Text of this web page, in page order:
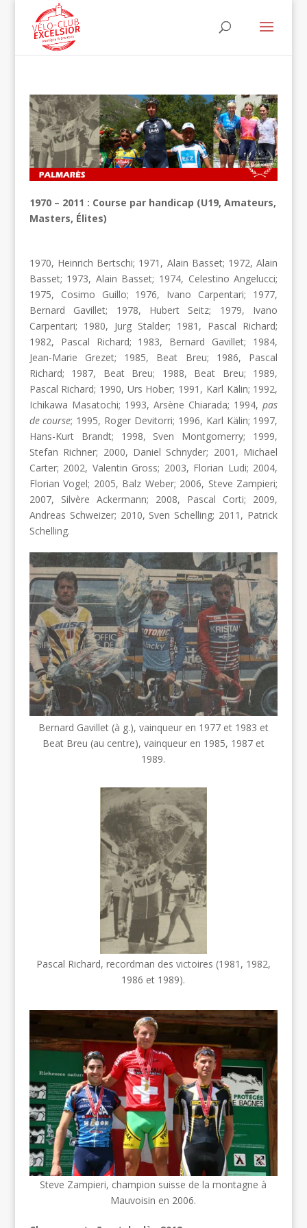
1970 – 2011 : Course par handicap (U19, Amateurs,
Masters, Élites)
1970, Heinrich Bertschi; 1971, Alain Basset; 1972, Alain
Basset; 1973, Alain Basset; 1974, Celestino Angelucci;
1975, Cosimo Guillo; 1976, Ivano Carpentari; 1977,
Bernard Gavillet; 1978, Hubert Seitz; 1979, Ivano
Carpentari; 1980, Jurg Stalder; 1981, Pascal Richard;
1982, Pascal Richard; 1983, Bernard Gavillet; 1984,
Jean-Marie Grezet; 1985, Beat Breu; 1986, Pascal
Richard; 1987, Beat Breu; 1988, Beat Breu; 1989,
Pascal Richard; 1990, Urs Hober; 1991, Karl Kälin; 1992,
Ichikawa Masatochi; 1993, Arsène Chiarada; 1994,pas
de course; 1995, Roger Devitorri; 1996, Karl Kälin; 1997,
Hans-Kurt Brandt; 1998, Sven Montgomerry; 1999,
Stefan Richner; 2000, Daniel Schnyder; 2001, Michael
Carter; 2002, Valentin Gross; 2003, Florian Ludi; 2004,
Florian Vogel; 2005, Balz Weber; 2006, Steve Zampieri;
2007, Silvère Ackermann; 2008, Pascal Corti; 2009,
Andreas Schweizer; 2010, Sven Schelling; 2011, Patrick
Schelling.
Bernard Gavillet (à g.), vainqueur en 1977 et 1983 et
Beat Breu (au centre), vainqueur en 1985, 1987 et
1989.
Pascal Richard, recordman des victoires (1981, 1982,
1986 et 1989).
Steve Zampieri, champion suisse de la montagne à
Mauvoisin en 2006.